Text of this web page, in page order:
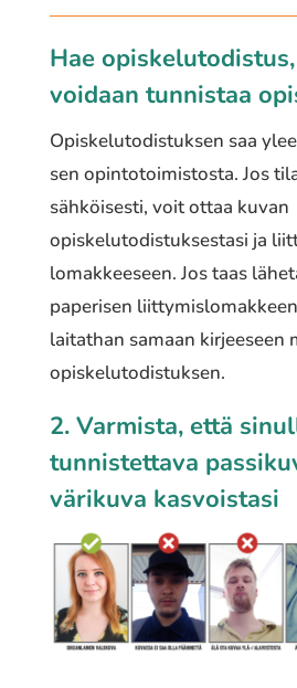
Hae
voidaan tunnistaa
Opiskelutodistuksen saa
sen opin­to­toi­mis­tos­ta. Jos
sähköisesti, voit ottaa kuvan
opiskelutodistuksestasi ja
lomakkeeseen. Jos taas
paperisen
laitathan samaan kirjeeseen
opiskelutodistuksen.
2. Varmista, että
tunnistettava
värikuva kasvoistasi